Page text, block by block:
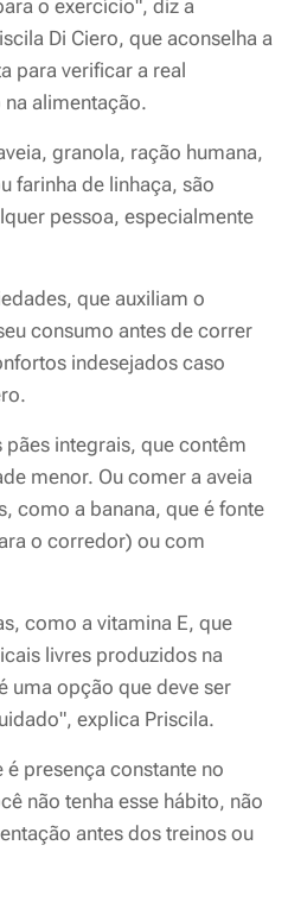
o exercício", diz a
Di Ciero, que aconselha a
para verificar a real
alimentação.
granola, ração humana,
farinha de linhaça, são
pessoa, especialmente
que auxiliam o
consumo antes de correr
indesejados caso
integrais, que contêm
menor. Ou comer a aveia
como a banana, que é fonte
o corredor) ou com
como a vitamina E, que
livres produzidos na
uma opção que deve ser
explica Priscila.
é presença constante no
não tenha esse hábito, não
antes dos treinos ou